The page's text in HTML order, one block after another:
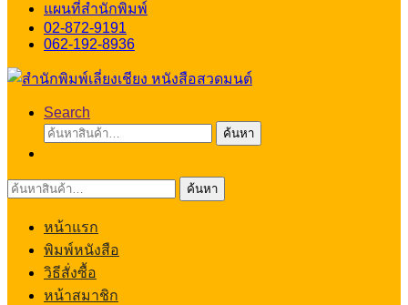
แผนที่สำนักพิมพ์
02-872-9191
062-192-8936
Search
ค้นหา:
ค้นหา
ค้นหา: ค้นหา
หน้าแรก
พิมพ์หนังสือ
วิธีสั่งซื้อ
หน้าสมาชิก